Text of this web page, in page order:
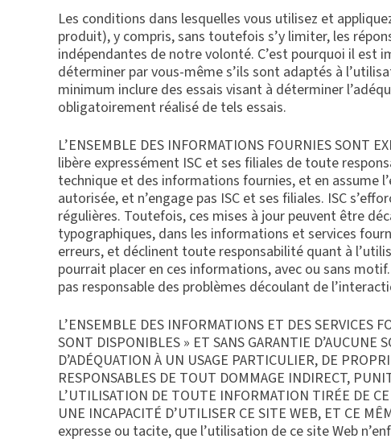
Les conditions dans lesquelles vous utilisez et
produit), y compris, sans toutefois s’y limiter, les
indépendantes de notre volonté. C’est pourquoi il
déterminer par vous-même s’ils sont adaptés à
minimum inclure des essais visant à déterminer
obligatoirement réalisé de tels essais.
L’ENSEMBLE DES INFORMATIONS FOURNIES
libère expressément ISC et ses filiales de toute
technique et des informations fournies, et en assume
autorisée, et n’engage pas ISC et ses filiales. ISC
régulières. Toutefois, ces mises à jour peuvent être
typographiques, dans les informations et services
erreurs, et déclinent toute responsabilité quant à
pourrait placer en ces informations, avec ou sans
pas responsable des problèmes découlant de
L’ENSEMBLE DES INFORMATIONS ET DES SERVICES
SONT DISPONIBLES » ET SANS GARANTIE
D’ADÉQUATION À UN USAGE PARTICULIER, DE
RESPONSABLES DE TOUT DOMMAGE INDIRECT,
L’UTILISATION DE TOUTE INFORMATION TIRÉE DE
UNE INCAPACITÉ D’UTILISER CE SITE WEB, ET CE
expresse ou tacite, que l’utilisation de ce site Web